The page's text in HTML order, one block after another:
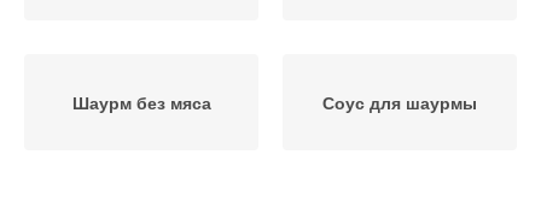
Шаурм без мяса Соус для шаурмы